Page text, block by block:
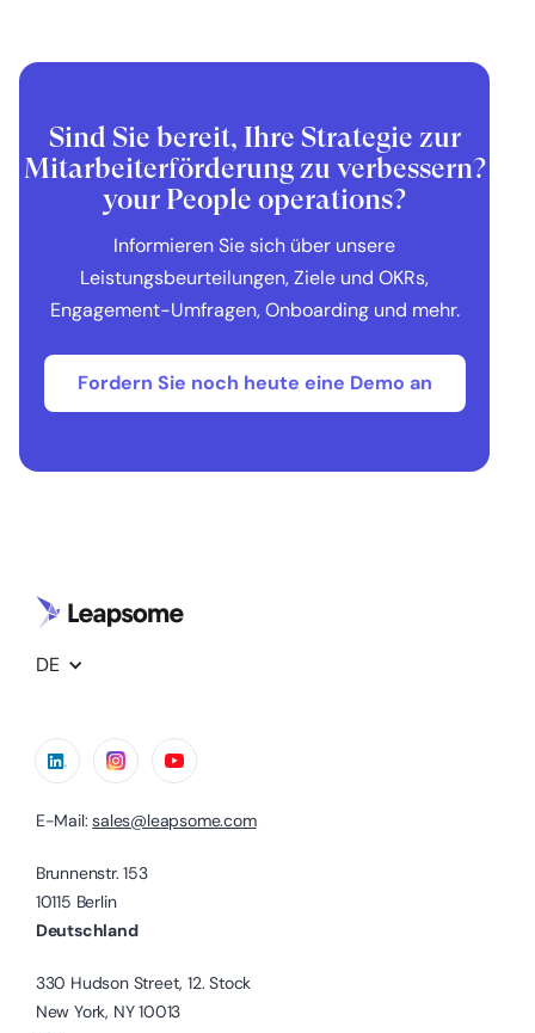
Sind Sie bereit, Ihre Strategie zur
Mitarbeiterförderung zu verbessern?
your People operations?
Informieren Sie sich über unsere
Leistungsbeurteilungen, Ziele und OKRs,
Engagement-Umfragen, Onboarding und mehr.
Fordern Sie noch heute eine Demo an
DE
E-Mail:sales@leapsome.com
Brunnenstr. 153
10115 Berlin
Deutschland
330 Hudson Street, 12. Stock
New York, NY 10013